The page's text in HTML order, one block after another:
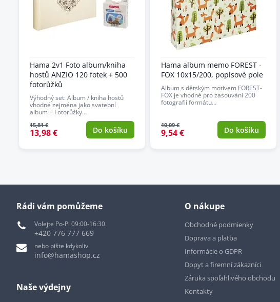
Hama 2v1 Foto album/kniha
hostů ANZIO 120 fotek + 500
fotorůžků
Výhodný set: Album / kniha hostů
vhodné zejména jako svatební
album + Fotorůžky…
15,81 €
13,98 € Do košíku
Hama album memo FOREST -
FOX 10x15/200, popisové pole
Album s dětským motivem FOREST-
FOX je vhodné pro zasouvání 200
fotografií formátu…
10,09 €
9,54 € Do košíku
Rádi vám pomůžeme
Volejte Po-Pi 09:00-16:30
+420 776 777 669
nebo pište kdykoliv
info@hamashop.cz
Naše výdejny
O nákupe
Obchodné podmienky
Doprava a platba
Informácie o GDPR
Dopyt a firemní zákazníci
Záruka spoľahlivého obchodu
Kontakty